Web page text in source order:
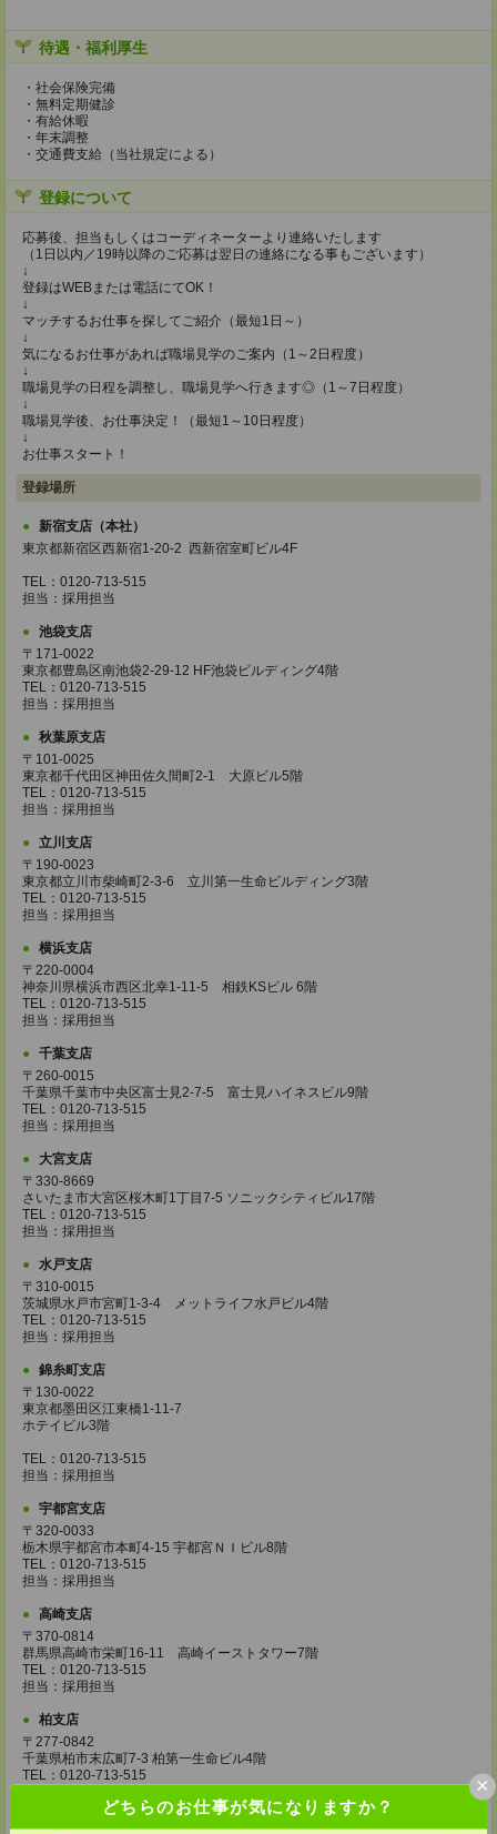
どちらのお仕事が気になりますか？
×
待遇・福利厚生
・社会保険完備
・無料定期健診
・有給休暇
・年末調整
・交通費支給（当社規定による）
登録について
応募後、担当もしくはコーディネーターより連絡いたします
（1日以内／19時以降のご応募は翌日の連絡になる事もございます）
↓
登録はWEBまたは電話にてOK！
↓
マッチするお仕事を探してご紹介（最短1日～）
↓
気になるお仕事があれば職場見学のご案内（1～2日程度）
↓
職場見学の日程を調整し、職場見学へ行きます◎（1～7日程度）
↓
職場見学後、お仕事決定！（最短1～10日程度）
↓
お仕事スタート！
登録場所
新宿支店（本社）
東京都新宿区西新宿1-20-2 西新宿室町ビル4F
TEL：0120-713-515
担当：採用担当
池袋支店
〒171-0022
東京都豊島区南池袋2-29-12 HF池袋ビルディング4階
TEL：0120-713-515
担当：採用担当
秋葉原支店
〒101-0025
東京都千代田区神田佐久間町2-1 大原ビル5階
TEL：0120-713-515
担当：採用担当
立川支店
〒190-0023
東京都立川市柴崎町2-3-6 立川第一生命ビルディング3階
TEL：0120-713-515
担当：採用担当
横浜支店
〒220-0004
神奈川県横浜市西区北幸1-11-5 相鉄KSビル 6階
TEL：0120-713-515
担当：採用担当
千葉支店
〒260-0015
千葉県千葉市中央区富士見2-7-5 富士見ハイネスビル9階
TEL：0120-713-515
担当：採用担当
大宮支店
〒330-8669
さいたま市大宮区桜木町1丁目7-5 ソニックシティビル17階
TEL：0120-713-515
担当：採用担当
水戸支店
〒310-0015
茨城県水戸市宮町1-3-4 メットライフ水戸ビル4階
TEL：0120-713-515
担当：採用担当
錦糸町支店
〒130-0022
東京都墨田区江東橋1-11-7
ホテイビル3階
TEL：0120-713-515
担当：採用担当
宇都宮支店
〒320-0033
栃木県宇都宮市本町4-15 宇都宮ＮＩビル8階
TEL：0120-713-515
担当：採用担当
高崎支店
〒370-0814
群馬県高崎市栄町16-11 高崎イーストタワー7階
TEL：0120-713-515
担当：採用担当
柏支店
〒277-0842
千葉県柏市末広町7-3 柏第一生命ビル4階
TEL：0120-713-515
八王子支店